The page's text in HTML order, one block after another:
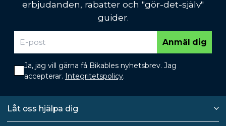
erbjudanden, rabatter och "gör-det-själv"
guider.
Anmäl dig
Ja, jag vill gärna få Bikables nyhetsbrev. Jag
accepterar. Integritetspolicy.
Låt oss hjälpa dig